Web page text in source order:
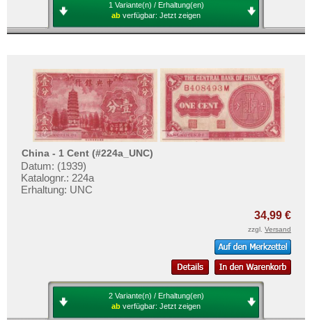
1 Variante(n) / Erhaltung(en)
ab verfügbar: Jetzt zeigen
China - 1 Cent (#224a_UNC)
Datum: (1939)
Katalognr.: 224a
Erhaltung: UNC
34,99 €
zzgl. Versand
2 Variante(n) / Erhaltung(en)
ab verfügbar: Jetzt zeigen